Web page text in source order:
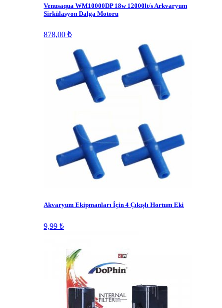
Venusaqua WM10000DP 18w 12000lt/s Arkvaryum
Sirkülasyon Dalga Motoru
878,00 ₺
Akvaryum Ekipmanları İçin 4 Çıkışlı Hortum Eki
9,99 ₺